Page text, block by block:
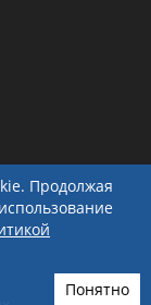
Продолжая
Понятно